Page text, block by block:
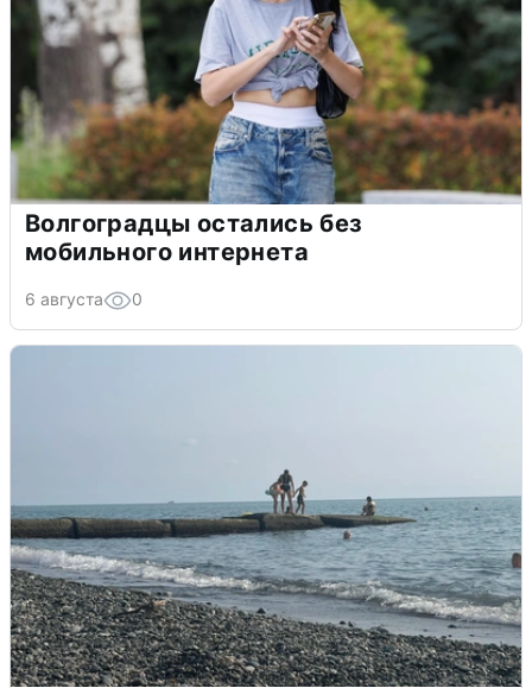
Волгоградцы остались без
мобильного интернета
6 августа 0